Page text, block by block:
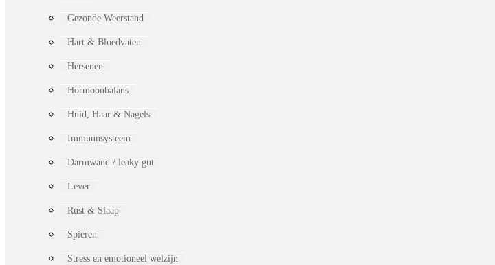
Gezonde Weerstand
Hart & Bloedvaten
Hersenen
Hormoonbalans
Huid, Haar & Nagels
Immuunsysteem
Darmwand / leaky gut
Lever
Rust & Slaap
Spieren
Stress en emotioneel welzijn